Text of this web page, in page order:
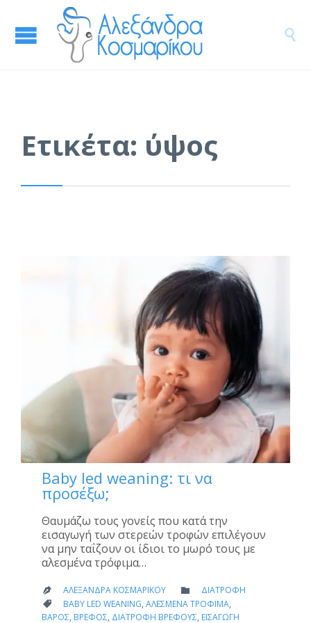

Ετικέτα: ύψος
Baby led weaning: τι να
προσέξω;
Θαυμάζω τους γονείς που κατά την
εισαγωγή των στερεών τροφών επιλέγουν
να μην ταΐζουν οι ίδιοι το μωρό τους με
αλεσμένα τρόφιμα…
 ΑΛΕΞΆΝΔΡΑ ΚΟΣΜΑΡΊΚΟΥ  CATEGORY
ΔΙΑΤΡΟΦΉ
 CATEGORY
BABY LED WEANING, ΑΛΕΣΜΈΝΑ ΤΡΌΦΙΜΑ,
ΒΆΡΟΣ, ΒΡΈΦΟΣ, ΔΙΑΤΡΟΦΉ ΒΡΈΦΟΥΣ, ΕΙΣΑΓΩΓΉ